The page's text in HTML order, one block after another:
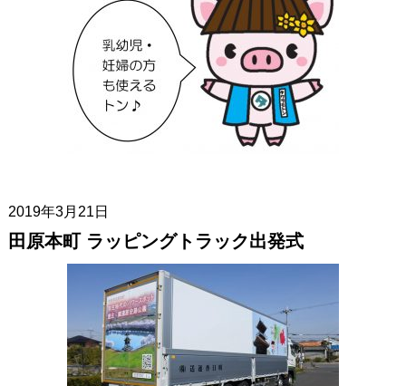
2019年3月21日
田原本町 ラッピングトラック出発式